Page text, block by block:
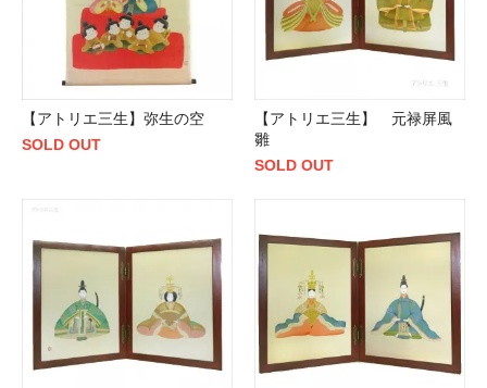
【アトリエ三生】弥生の空
SOLD OUT
【アトリエ三生】 元禄屏風
雛
SOLD OUT